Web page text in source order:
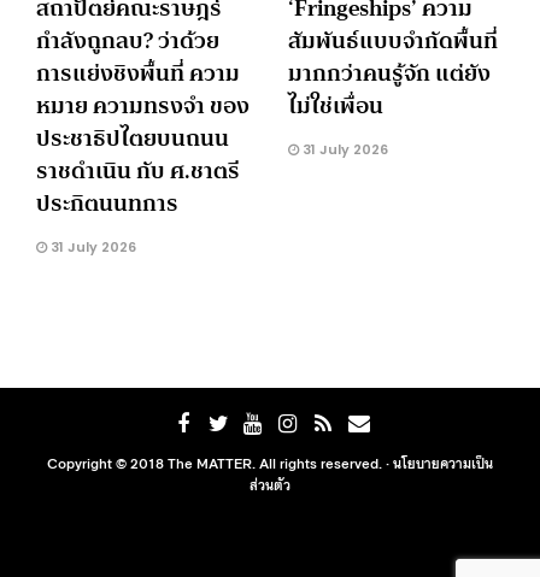
กำลังถูกลบ? ว่าด้วย
การแย่งชิงพื้นที่ ความ
หมาย ความทรงจำ ของ
ประชาธิปไตยบนถนน
ราชดำเนิน กับ ศ.ชาตรี
ประกิตนนทการ
31 July 2026
สัมพันธ์แบบจำกัดพื้นที่
มากกว่าคนรู้จัก แต่ยัง
ไม่ใช่เพื่อน
31 July 2026
Copyright © 2018 The MATTER. All rights reserved. ·นโยบายความเป็น
ส่วนตัว